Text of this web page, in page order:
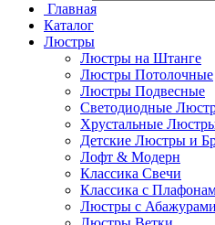
Главная
Каталог
Люстры
Люстры на Штанге
Люстры Потолочные
Люстры Подвесные
Светодиодные
Хрустальные
Детские Люстры и
Лофт & Модерн
Классика Свечи
Классика с
Люстры с Абажурами